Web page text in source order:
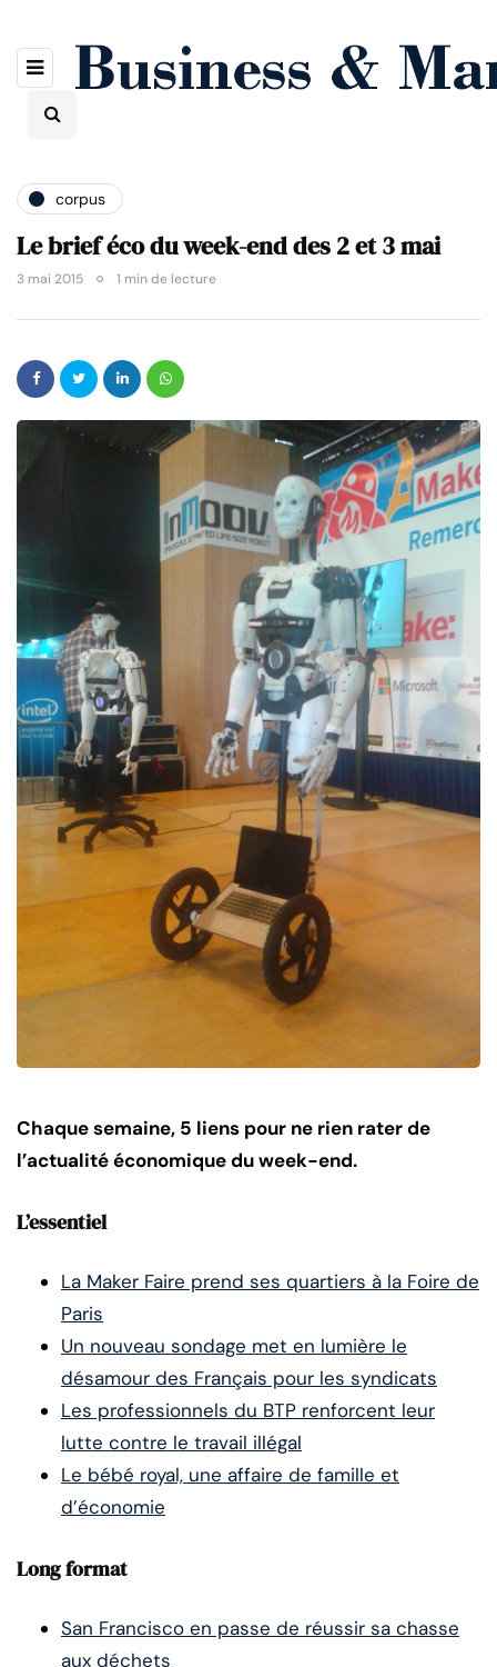
corpus
Le brief éco du week-end des 2 et 3 mai
3 mai 2015 1 min de lecture
Chaque semaine, 5 liens pour ne rien rater de
l’actualité économique du week-end.
L’essentiel
La Maker Faire prend ses quartiers à la Foire de
Paris
Un nouveau sondage met en lumière le
désamour des Français pour les syndicats
Les professionnels du BTP renforcent leur
lutte contre le travail illégal
Le bébé royal, une affaire de famille et
d’économie
Long format
San Francisco en passe de réussir sa chasse
aux déchets